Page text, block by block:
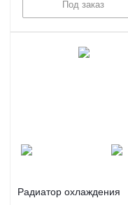
Под заказ
Радиатор охлаждения